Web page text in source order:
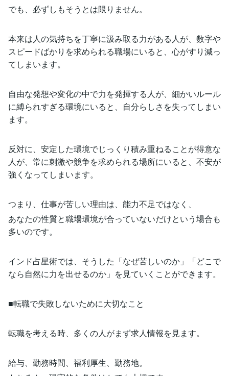
でも、必ずしもそうとは限りません。
本来は人の気持ちを丁寧に汲み取る力がある人が、数字や
スピードばかりを求められる職場にいると、心がすり減っ
てしまいます。
自由な発想や変化の中で力を発揮する人が、細かいルール
に縛られすぎる環境にいると、自分らしさを失ってしまい
ます。
反対に、安定した環境でじっくり積み重ねることが得意な
人が、常に刺激や競争を求められる場所にいると、不安が
強くなってしまいます。
つまり、仕事が苦しい理由は、能力不足ではなく、
あなたの性質と職場環境が合っていないだけという場合も
多いのです。
インド占星術では、そうした「なぜ苦しいのか」「どこで
なら自然に力を出せるのか」を見ていくことができます。
■転職で失敗しないために大切なこと
転職を考える時、多くの人がまず求人情報を見ます。
給与、勤務時間、福利厚生、勤務地。